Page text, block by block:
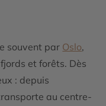
souvent par Oslo,
et forêts. Dès
: depuis
au centre-